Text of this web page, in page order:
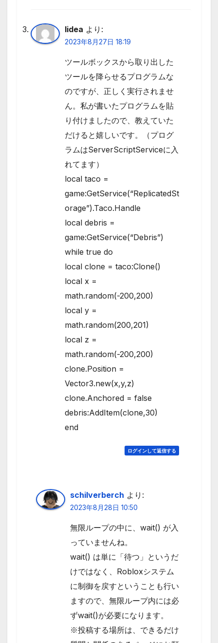
lidea より:
2023年8月27日 18:19
ツールボックスから取り出した
ツールを降らせるプログラムな
のですが、正しく実行されませ
ん。私が書いたプログラムを貼
り付けましたので、教えていた
だけると嬉しいです。（プログ
ラムはServerScriptServiceに入
れてます）
local taco =
game:GetService(“ReplicatedSt
orage”).Taco.Handle
local debris =
game:GetService(“Debris”)
while true do
local clone = taco:Clone()
local x =
math.random(-200,200)
local y =
math.random(200,201)
local z =
math.random(-200,200)
clone.Position =
Vector3.new(x,y,z)
clone.Anchored = false
debris:AddItem(clone,30)
end
ログインして返信する
schilverberch より:
2023年8月28日 10:50
無限ループの中に、wait() が入
っていませんね。
wait() は単に「待つ」というだ
けではなく、Robloxシステム
に制御を戻すということも行い
ますので、無限ループ内には必
ずwait()が必要になります。
※投稿する場所は、できるだけ